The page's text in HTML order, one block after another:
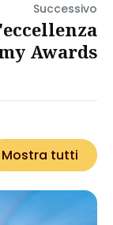
Successivo
Awards
Mostra tutti